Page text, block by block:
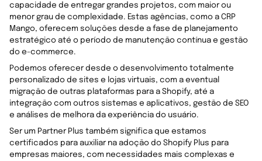
capacidade de entregar grandes projetos, com maior ou
menor grau de complexidade. Estas agências, como a CRP
Mango, oferecem soluções desde a fase de planejamento
estratégico até o período de manutenção contínua e gestão
do e-commerce.
Podemos oferecer desde o desenvolvimento totalmente
personalizado de sites e lojas virtuais, com a eventual
migração de outras plataformas para a Shopify, até a
integração com outros sistemas e aplicativos, gestão de SEO
e análises de melhora da experiência do usuário.
Ser um Partner Plus também significa que estamos
certificados para auxiliar na adoção do Shopify Plus para
empresas maiores, com necessidades mais complexas e